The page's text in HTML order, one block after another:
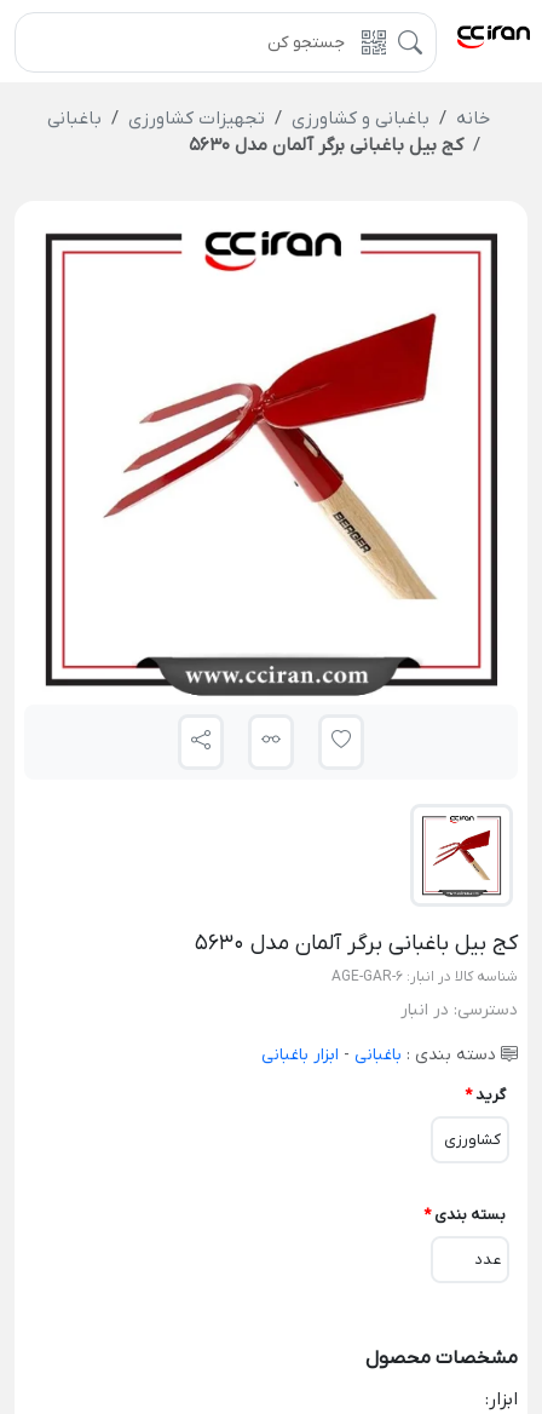
خانه باغبانی و کشاورزی تجهیزات کشاورزی
باغبانی
کج بیل باغبانی برگر آلمان مدل 5630
کج بیل باغبانی برگر آلمان مدل 5630
شناسه کالا در انبار: AGE-GAR-6
دسترسی: در انبار
دسته بندی : باغبانی - ابزار باغبانی
گرید*
کشاورزی
بسته بندی *
عدد
مشخصات محصول
ابزار :